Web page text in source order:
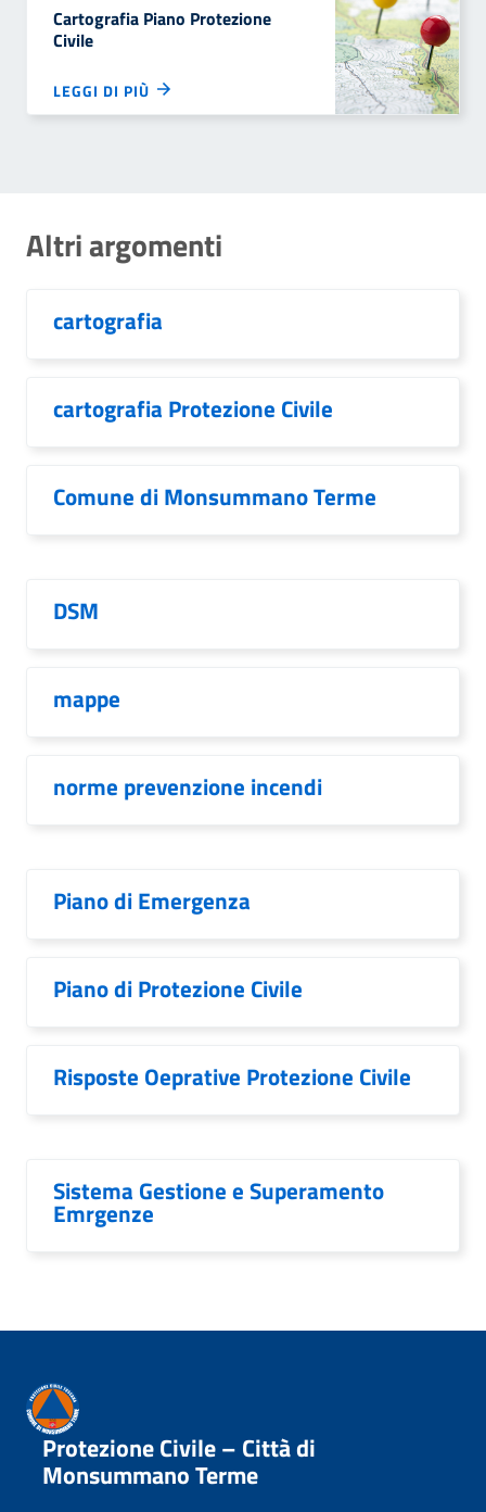
Cartografia Piano Protezione
Civile
LEGGI DI PIÙ
Altri argomenti
cartografia
cartografia Protezione Civile
Comune di Monsummano Terme
DSM
mappe
norme prevenzione incendi
Piano di Emergenza
Piano di Protezione Civile
Risposte Oeprative Protezione Civile
Sistema Gestione e Superamento
Emrgenze
Protezione Civile – Città di
Monsummano Terme